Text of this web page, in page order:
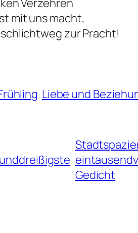
Verzehren
mit uns macht,
zur Pracht!
Liebe und
Gedicht